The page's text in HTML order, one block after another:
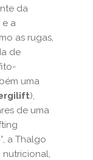
da
e a
as rugas,
de
uma
),
de uma
a Thalgo